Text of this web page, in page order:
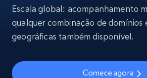
Escala global: acompanhamento
qualquer combinação de domínios
geográficas também disponível.
Comece agora